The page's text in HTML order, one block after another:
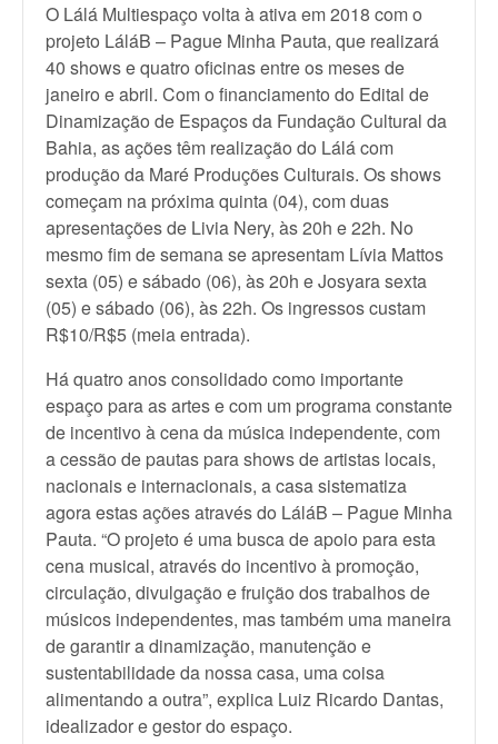
O Lálá Multiespaço volta à ativa em 2018 com o
projeto LáláB – Pague Minha Pauta, que realizará
40 shows e quatro oficinas entre os meses de
janeiro e abril. Com o financiamento do Edital de
Dinamização de Espaços da Fundação Cultural da
Bahia, as ações têm realização do Lálá com
produção da Maré Produções Culturais. Os shows
começam na próxima quinta (04), com duas
apresentações de Livia Nery, às 20h e 22h. No
mesmo fim de semana se apresentam Lívia Mattos
sexta (05) e sábado (06), às 20h e Josyara sexta
(05) e sábado (06), às 22h. Os ingressos custam
R$10/R$5 (meia entrada).
Há quatro anos consolidado como importante
espaço para as artes e com um programa constante
de incentivo à cena da música independente, com
a cessão de pautas para shows de artistas locais,
nacionais e internacionais, a casa sistematiza
agora estas ações através do LáláB – Pague Minha
Pauta. “O projeto é uma busca de apoio para esta
cena musical, através do incentivo à promoção,
circulação, divulgação e fruição dos trabalhos de
músicos independentes, mas também uma maneira
de garantir a dinamização, manutenção e
sustentabilidade da nossa casa, uma coisa
alimentando a outra”, explica Luiz Ricardo Dantas,
idealizador e gestor do espaço.